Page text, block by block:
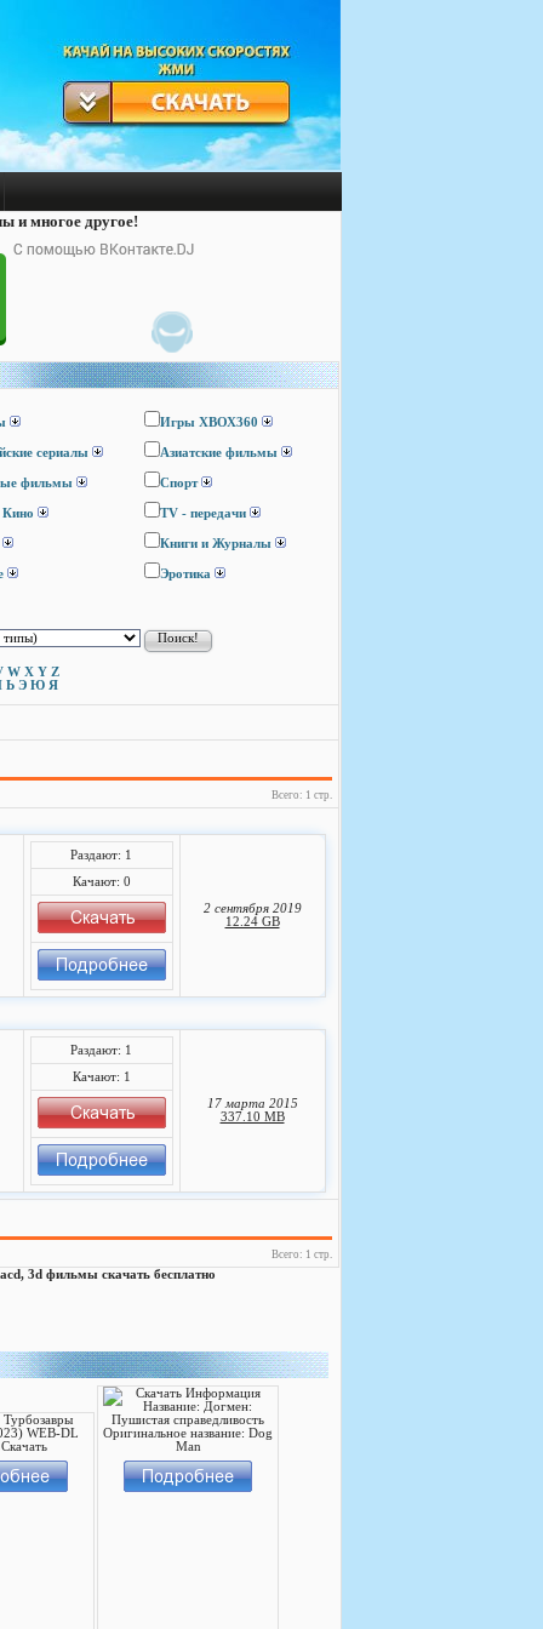
и многое другое!
Игры ХВОХ360
сериалы Азиатские фильмы
фильмы Спорт
TV - передачи
Книги и Журналы
Эротика
W X Y Z
Ь Э Ю Я
Всего: 1 стр.
Раздают: 1
Качают: 0
2 сентября 2019
12.24 GB
Раздают: 1
Качают: 1
17 марта 2015
337.10 MB
Всего: 1 стр.
3d фильмы скачать бесплатно